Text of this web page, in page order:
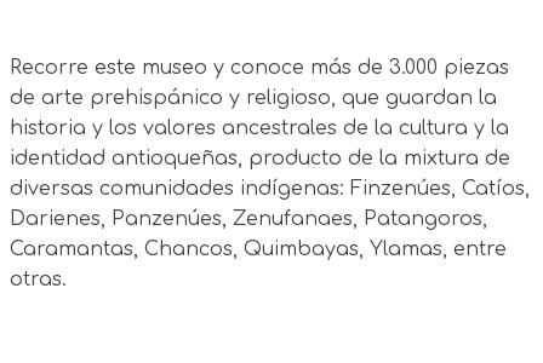
Recorre este museo y conoce más de 3.000 piezas
de arte prehispánico y religioso, que guardan la
historia y los valores ancestrales de la cultura y la
identidad antioqueñas, producto de la mixtura de
diversas comunidades indígenas: Finzenúes, Catíos,
Darienes, Panzenúes, Zenufanaes, Patangoros,
Caramantas, Chancos, Quimbayas, Ylamas, entre
otras.